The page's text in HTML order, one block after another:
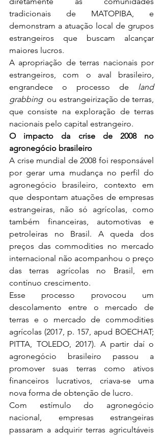
tradicionais de MATOPIBA, e
demonstram a atuação local de grupos
estrangeiros que buscam alcançar
maiores lucros.
A apropriação de terras nacionais por
estrangeiros, com o aval brasileiro,
engrandece o processo de land
grabbing ou estrangeirização de terras,
que consiste na exploração de terras
nacionais pelo capital estrangeiro.
O impacto da crise de 2008 no
agronegócio brasileiro
A crise mundial de 2008 foi responsável
por gerar uma mudança no perfil do
agronegócio brasileiro, contexto em
que despontam atuações de empresas
estrangeiras, não só agrícolas, como
também financeiras, automotivas e
petroleiras no Brasil. A queda dos
preços das commodities no mercado
internacional não acompanhou o preço
das terras agrícolas no Brasil, em
contínuo crescimento.
Esse processo provocou um
descolamento entre o mercado de
terras e o mercado de commodities
agrícolas (2017, p. 157, apud BOECHAT;
PITTA, TOLEDO, 2017). A partir daí o
agronegócio brasileiro passou a
promover suas terras como ativos
financeiros lucrativos, criava-se uma
nova forma de obtenção de lucro.
Com estímulo do agronegócio
nacional, empresas estrangeiras
passaram a adquirir terras agricultáveis